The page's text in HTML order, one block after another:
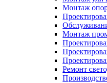
Монтаж
Монтаж
Ремонт